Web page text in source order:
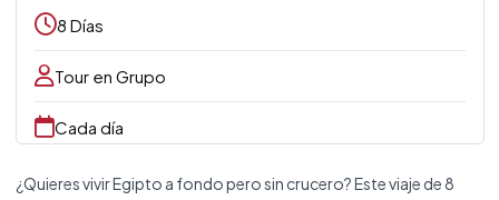
8 Días
Tour en Grupo
Cada día
¿Quieres vivir Egipto a fondo pero sin crucero? Este viaje de 8